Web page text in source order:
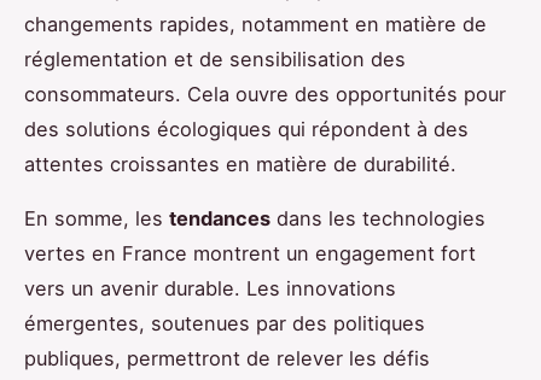
changements rapides, notamment en matière de
réglementation et de sensibilisation des
consommateurs. Cela ouvre des opportunités pour
des solutions écologiques qui répondent à des
attentes croissantes en matière de durabilité.
En somme, les tendances dans les technologies
vertes en France montrent un engagement fort
vers un avenir durable. Les innovations
émergentes, soutenues par des politiques
publiques, permettront de relever les défis